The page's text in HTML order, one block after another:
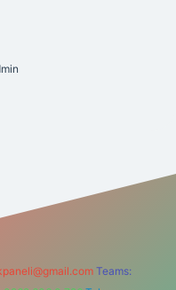
Teams: